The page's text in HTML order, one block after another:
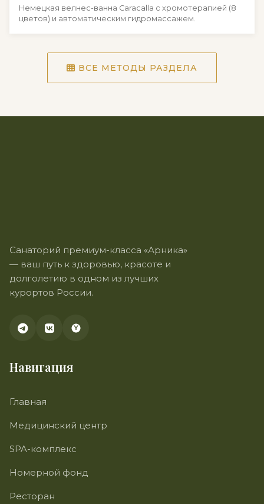
Немецкая велнес-ванна Caracalla с хромотерапией (8
цветов) и автоматическим гидромассажем.
ВСЕ МЕТОДЫ РАЗДЕЛА
Санаторий премиум-класса «Арника»
— ваш путь к здоровью, красоте и
долголетию в одном из лучших
курортов России.
Навигация
Главная
Медицинский центр
SPA-комплекс
Номерной фонд
Ресторан